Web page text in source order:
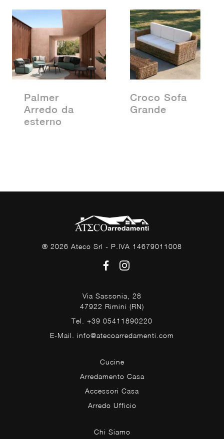
Palmer
Arredo da
esterno
Croco Sofa
Grande
® 2026 Ateco Srl - P.IVA 14679011008
Via Sassonia, 28
47922 Rimini (RN)
Tel. +39 05411890220
E-Mail. info@atecoarredamenti.com
Cucine
Arredamento Casa
Accessori Casa
Arredo Ufficio
Chi Siamo